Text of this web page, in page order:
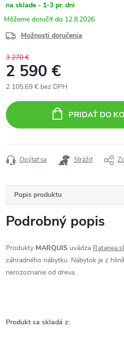
na sklade - 1-3 pr. dni
12.8.2026
Možnosti doručenia
3 270 €
2 590 €
2 105,69 € bez DPH
cena:
PRIDAŤ DO
Opýtať sa Strážiť
Popis produktu
Podrobný popis
Produkty MARQUIS uvádza
záhradného nábytku. Nábytok je z
nerozoznanie od dreva.
Produkt sa skladá z: